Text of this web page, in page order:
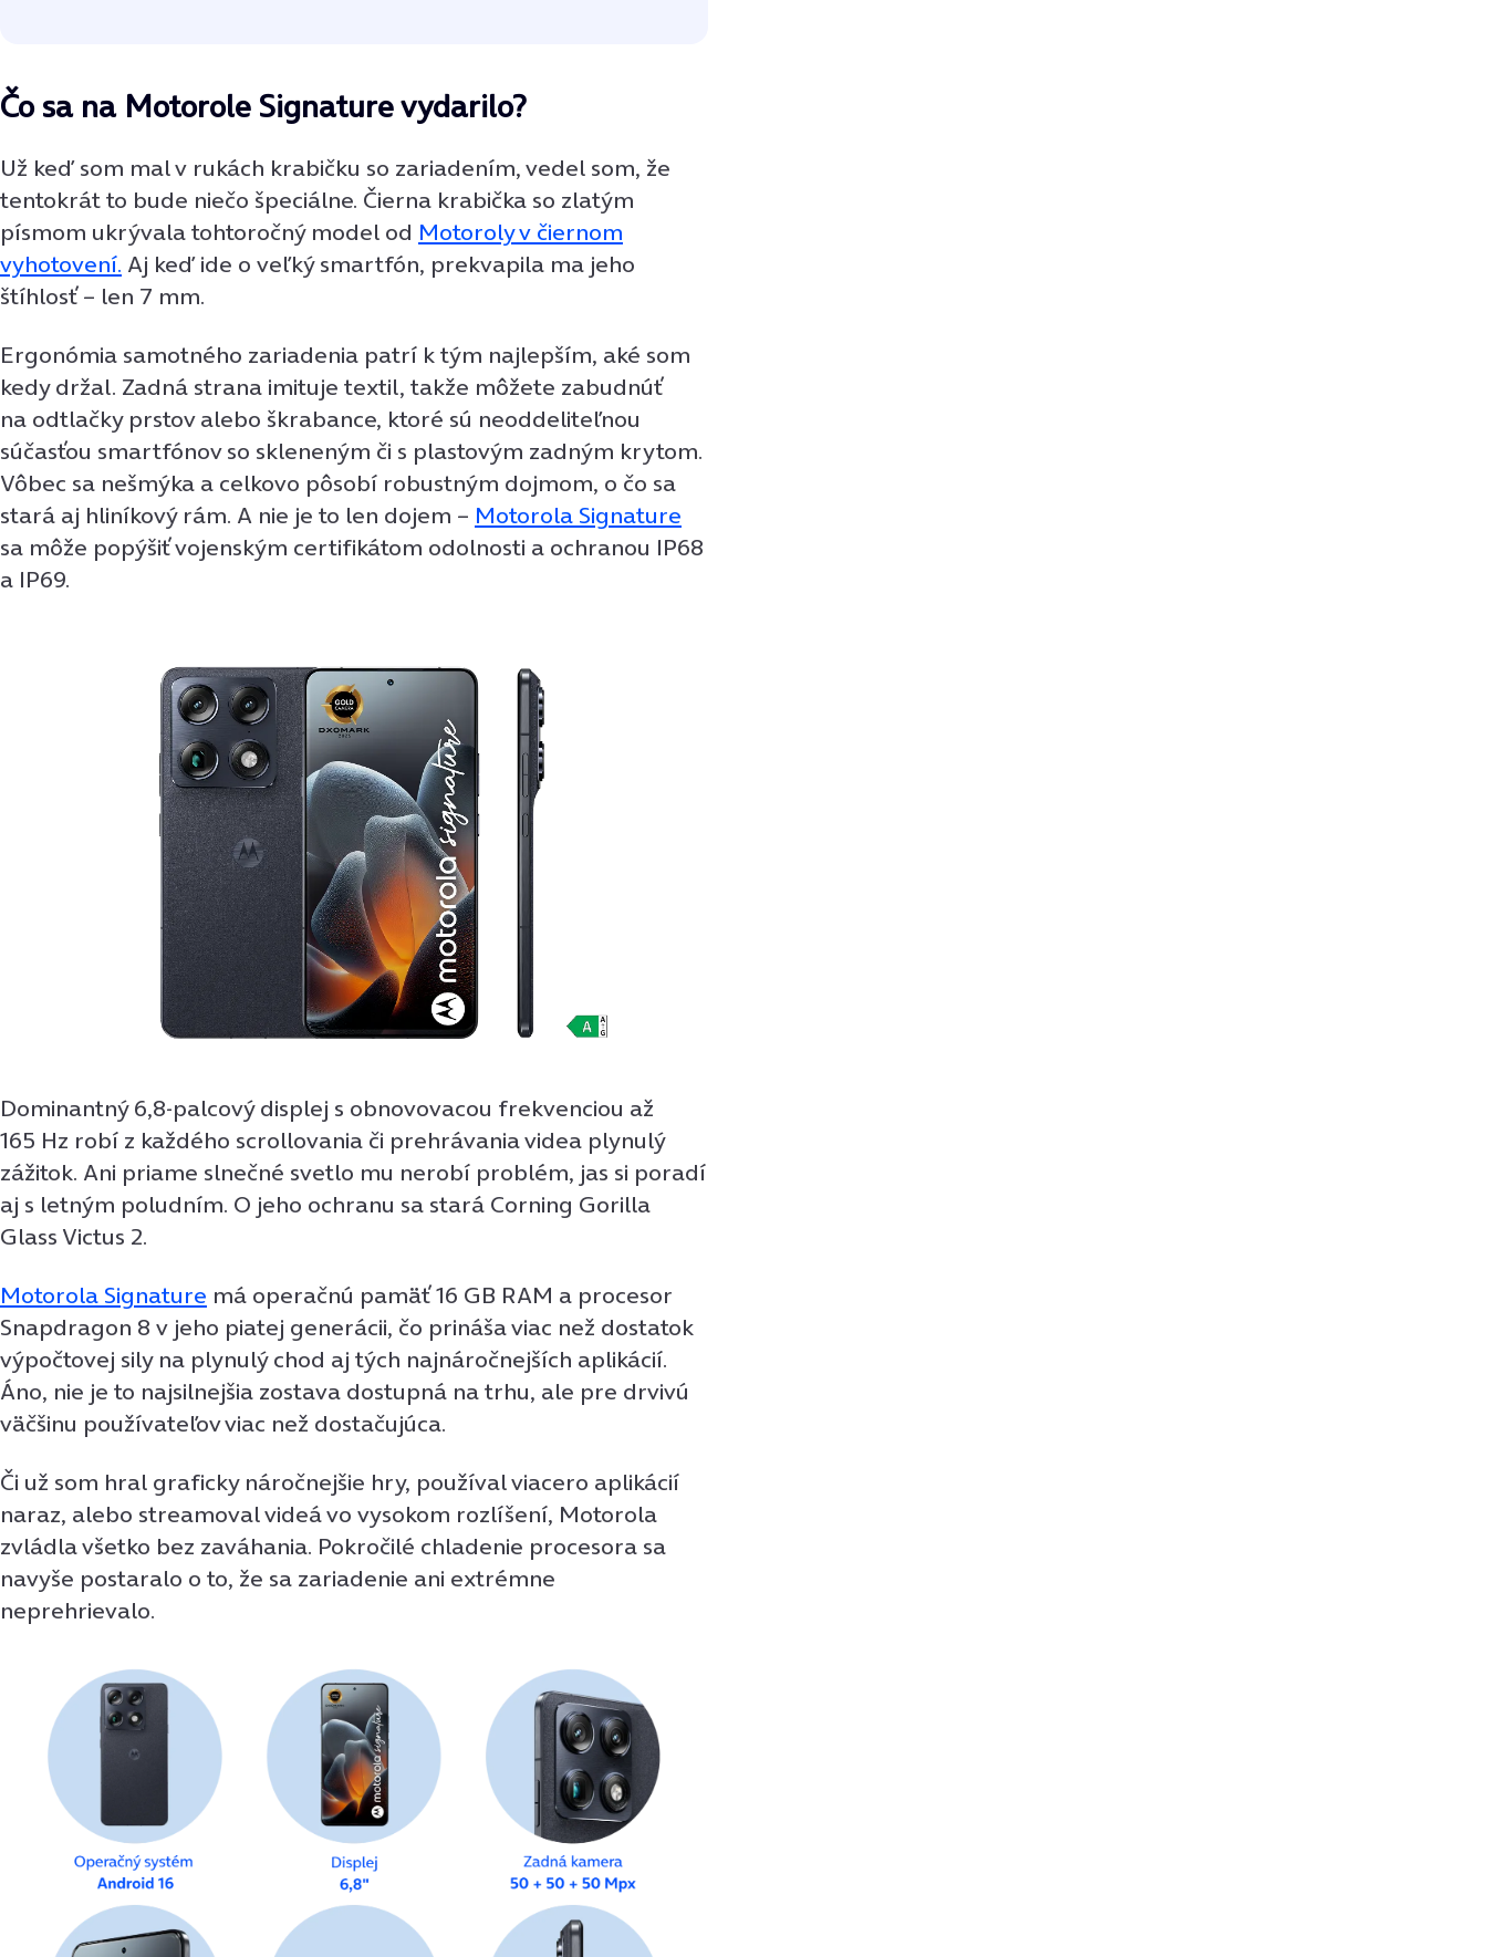
Čo sa na Motorole Signature vydarilo?
Už keď som mal v rukách krabičku so zariadením, vedel som, že
tentokrát to bude niečo špeciálne. Čierna krabička so zlatým
písmom ukrývala tohtoročný model od Motoroly v čiernom
vyhotovení. Aj keď ide o veľký smartfón, prekvapila ma jeho
štíhlosť – len 7 mm.
Ergonómia samotného zariadenia patrí k tým najlepším, aké som
kedy držal. Zadná strana imituje textil, takže môžete zabudnúť
na odtlačky prstov alebo škrabance, ktoré sú neoddeliteľnou
súčasťou smartfónov so skleneným či s plastovým zadným krytom.
Vôbec sa nešmýka a celkovo pôsobí robustným dojmom, o čo sa
stará aj hliníkový rám. A nie je to len dojem – Motorola Signature
sa môže popýšiť vojenským certifikátom odolnosti a ochranou IP68
a IP69.
Dominantný 6,8-palcový displej s obnovovacou frekvenciou až
165 Hz robí z každého scrollovania či prehrávania videa plynulý
zážitok. Ani priame slnečné svetlo mu nerobí problém, jas si poradí
aj s letným poludním. O jeho ochranu sa stará Corning Gorilla
Glass Victus 2.
Motorola Signature má operačnú pamäť 16 GB RAM a procesor
Snapdragon 8 v jeho piatej generácii, čo prináša viac než dostatok
výpočtovej sily na plynulý chod aj tých najnáročnejších aplikácií.
Áno, nie je to najsilnejšia zostava dostupná na trhu, ale pre drvivú
väčšinu používateľov viac než dostačujúca.
Či už som hral graficky náročnejšie hry, používal viacero aplikácií
naraz, alebo streamoval videá vo vysokom rozlíšení, Motorola
zvládla všetko bez zaváhania. Pokročilé chladenie procesora sa
navyše postaralo o to, že sa zariadenie ani extrémne
neprehrievalo.